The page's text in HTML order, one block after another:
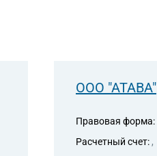
ООО "АТАВА"
Правовая форма:
Расчетный счет: ,